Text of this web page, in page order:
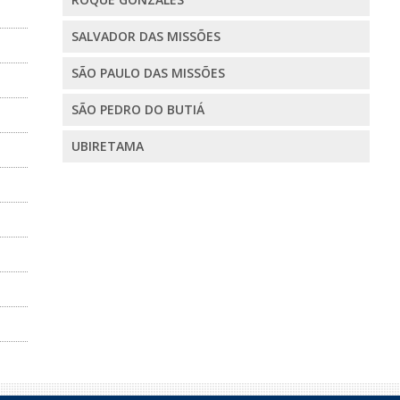
SALVADOR DAS MISSÕES
SÃO PAULO DAS MISSÕES
SÃO PEDRO DO BUTIÁ
UBIRETAMA